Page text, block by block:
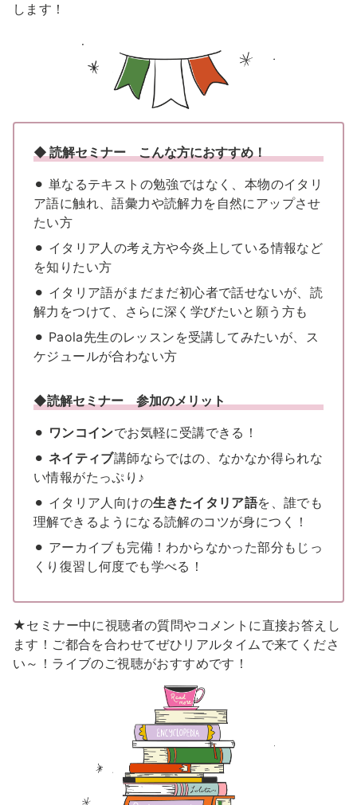
します！
◆ 読解セミナー こんな方におすすめ！
⚫︎ 単なるテキストの勉強ではなく、本物のイタリ
ア語に触れ、語彙力や読解力を自然にアップさせ
たい方
⚫︎ イタリア人の考え方や今炎上している情報など
を知りたい方
⚫︎ イタリア語がまだまだ初心者で話せないが、読
解力をつけて、さらに深く学びたいと願う方も
⚫︎ Paola先生のレッスンを受講してみたいが、ス
ケジュールが合わない方
◆読解セミナー 参加のメリット
⚫︎ ワンコインでお気軽に受講できる！
⚫︎ ネイティブ講師ならではの、なかなか得られな
い情報がたっぷり♪
⚫︎ イタリア人向けの生きたイタリア語を、誰でも
理解できるようになる読解のコツが身につく！
⚫︎ アーカイブも完備！わからなかった部分もじっ
くり復習し何度でも学べる！
★セミナー中に視聴者の質問やコメントに直接お答えし
ます！ご都合を合わせてぜひリアルタイムで来てくださ
い～！ライブのご視聴がおすすめです！